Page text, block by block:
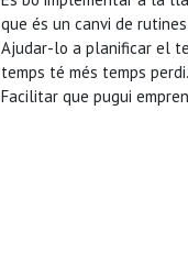
que és un canvi de
Ajudar-lo a planificar el
temps té més temps perdi.
Facilitar que pugui